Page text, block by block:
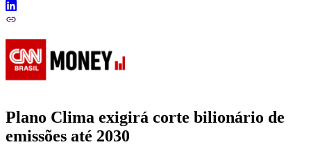
Plano Clima exigirá corte bilionário de
emissões até 2030